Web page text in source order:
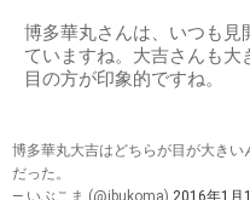
博多華丸さんは、いつも
ていますね。大吉さんも
目の方が印象的ですね。
博多華丸大吉はどちらが目が大き
だった。